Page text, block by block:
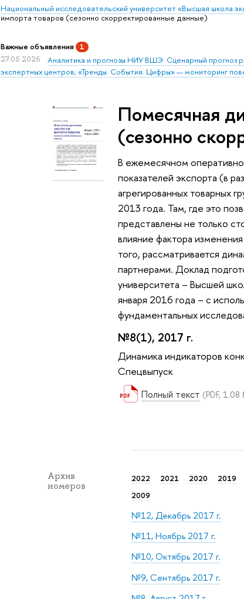
Национальный исследовательский университет «Высшая школа
импорта товаров (сезонно скорректированные данные)
Важные объявления 1
27.05.2026
Аналитика и прогнозы НИУ ВШЭ: Сценарный прогноз
экспертных центров; «Тренды. События. Цифры» — мониторинг
Помесячная
(сезонно
В ежемесячном
показателей экспорта (в
агрегированных товарных
2013 года. Там, где это
представлены не только
влияние фактора
того, рассматривается
партнерами. Доклад
университета – Высшей
января 2016 года – с
фундаментальных
№8(1), 2017 г.
Динамика индикаторов
Спецвыпуск
Полный текст (PDF,
Архив
номеров
2022 2021 2020 2019
2009
№12, Декабрь 2017 г.
№11, Ноябрь 2017 г.
№10, Октябрь 2017 г.
№9, Сентябрь 2017 г.